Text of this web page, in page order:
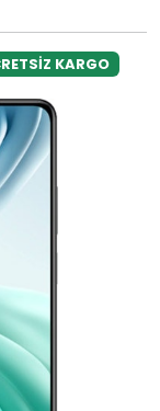
KARGO